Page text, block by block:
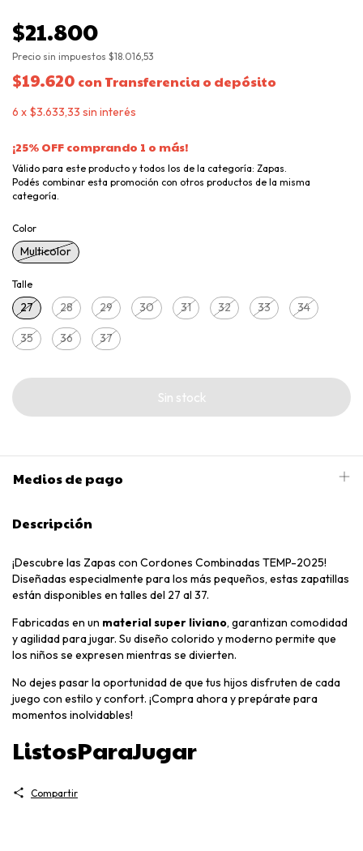
$21.800
Precio sin impuestos $18.016,53
$19.620 con Transferencia o depósito
6 x $3.633,33 sin interés
¡25% OFF comprando 1 o más!
Válido para este producto y todos los de la categoría: Zapas.
Podés combinar esta promoción con otros productos de la misma
categoría.
Color
Multicolor
Talle
27 28 29 30 31 32 33 34
35 36 37
Medios de pago
Descripción
¡Descubre las Zapas con Cordones Combinadas TEMP-2025!
Diseñadas especialmente para los más pequeños, estas zapatillas
están disponibles en talles del 27 al 37.
Fabricadas en un material super liviano, garantizan comodidad
y agilidad para jugar. Su diseño colorido y moderno permite que
los niños se expresen mientras se divierten.
No dejes pasar la oportunidad de que tus hijos disfruten de cada
juego con estilo y confort. ¡Compra ahora y prepárate para
momentos inolvidables!
ListosParaJugar
Compartir